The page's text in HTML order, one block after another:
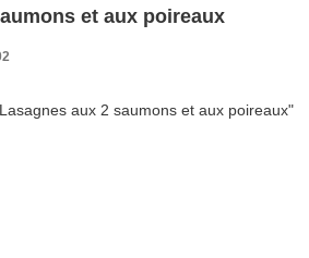
et aux poireaux